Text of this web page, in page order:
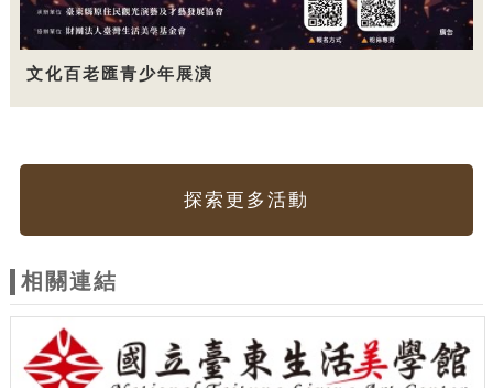
文化百老匯青少年展演
探索更多活動
相關連結